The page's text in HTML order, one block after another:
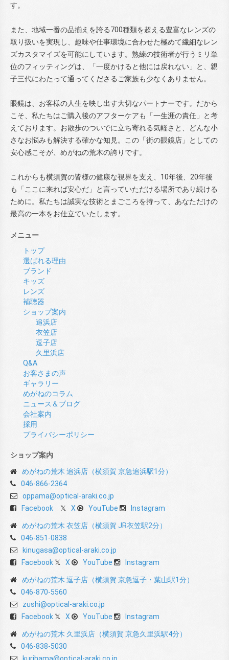
す。
また、地域一番の品揃えを誇る700種類を超える豊富なレンズの
取り扱いを実現し、趣味や仕事環境に合わせた極めて繊細なレン
ズカスタマイズを可能にしています。熟練の技術者が行うミリ単
位のフィッティングは、「一度かけると他には戻れない」と、親
子三代にわたって通ってくださるご家族も少なくありません。
眼鏡は、お客様の人生を映し出す大切なパートナーです。だから
こそ、私たちはご購入後のアフターケアも「一生涯の責任」と考
えております。お散歩のついでに立ち寄れる気軽さと、どんな小
さなお悩みも解決する確かな知見。この「街の眼鏡店」としての
安心感こそが、めがねの荒木の誇りです。
これからも横須賀の皆様の健康な視界を支え、10年後、20年後
も「ここに来れば安心だ」と言っていただける場所であり続ける
ために。私たちは誠実な技術とまごころを持って、あなただけの
最高の一本をお仕立ていたします。
メニュー
トップ
選ばれる理由
ブランド
キッズ
レンズ
補聴器
ショップ案内
追浜店
衣笠店
逗子店
久里浜店
Q&A
お客さまの声
ギャラリー
めがねのコラム
ニュース＆ブログ
会社案内
採用
プライバシーポリシー
ショップ案内
めがねの荒木 追浜店（横須賀 京急追浜駅1分）
046-866-2364
oppama@optical-araki.co.jp
Facebook
X YouTube Instagram
めがねの荒木 衣笠店（横須賀 JR衣笠駅2分）
046-851-0838
kinugasa@optical-araki.co.jp
Facebook
X YouTube Instagram
めがねの荒木 逗子店（横須賀 京急逗子・葉山駅1分）
046-870-5560
zushi@optical-araki.co.jp
Facebook
X YouTube Instagram
めがねの荒木 久里浜店（横須賀 京急久里浜駅4分）
046-838-5030